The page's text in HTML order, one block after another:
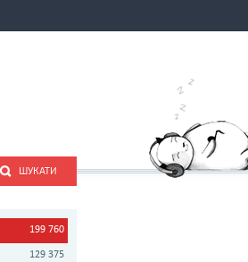
ШУКАТИ
199 760
129 375